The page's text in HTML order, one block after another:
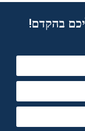
בהקדם!